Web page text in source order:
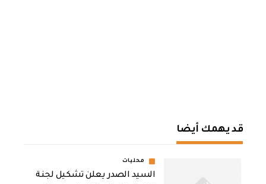
قد يهمك أيضا
محليات
السيد الصدر يعلن تشكيل لجنة